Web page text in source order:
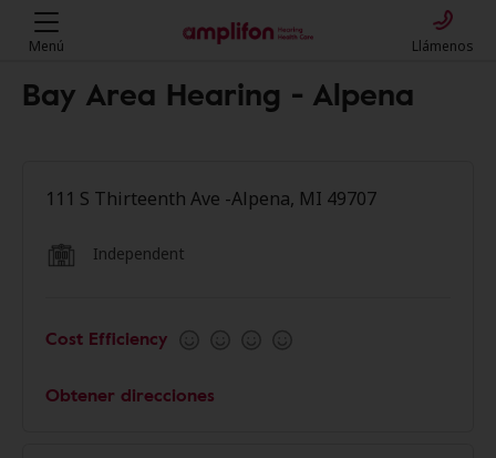
Menú Llámenos
Bay Area Hearing - Alpena
111 S Thirteenth Ave -Alpena, MI 49707
Independent
Cost Efficiency
Obtener direcciones